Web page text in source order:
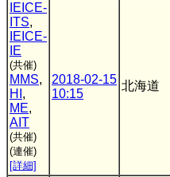
IEICE-
ITS,
IEICE-
IE
(共催)
MMS,
HI ,
ME,
AIT
(共催)
(連催)
[詳細]
2018-02-15
10:15
北海道